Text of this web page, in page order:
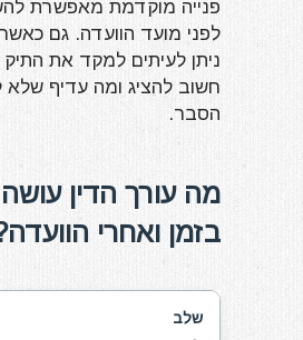
פנייה מוקדמת מאפשרת
לפני מועד הוועדה. גם כאשר
ניתן לעיתים למקד את התיק
חשוב להציג ומה עדיף
הסבר.
מה עורך הדין עושה
בזמן ואחרי
שלב